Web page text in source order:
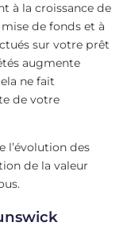
à la croissance de
de fonds et à
sur votre prêt
augmente
ne fait
de votre
l’évolution des
de la valeur